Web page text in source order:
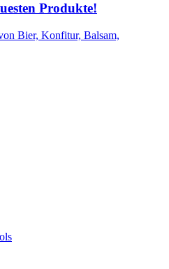
Produkte!